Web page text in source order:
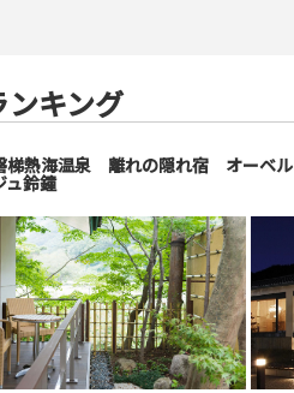
キング
梯熱海温泉 離れの隠れ宿 オーベル
ュ鈴鐘